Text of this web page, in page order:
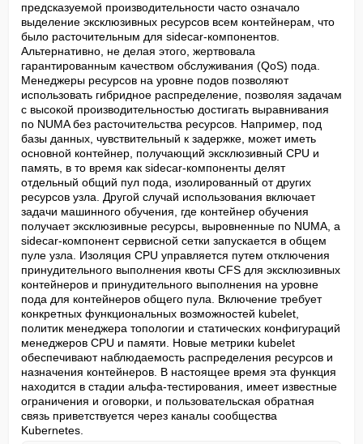
предсказуемой производительности часто означало
выделение эксклюзивных ресурсов всем контейнерам, что
было расточительным для sidecar-компонентов.
Альтернативно, не делая этого, жертвовала
гарантированным качеством обслуживания (QoS) пода.
Менеджеры ресурсов на уровне подов позволяют
использовать гибридное распределение, позволяя задачам
с высокой производительностью достигать выравнивания
по NUMA без расточительства ресурсов. Например, под
базы данных, чувствительный к задержке, может иметь
основной контейнер, получающий эксклюзивный CPU и
память, в то время как sidecar-компоненты делят
отдельный общий пул пода, изолированный от других
ресурсов узла. Другой случай использования включает
задачи машинного обучения, где контейнер обучения
получает эксклюзивные ресурсы, выровненные по NUMA, а
sidecar-компонент сервисной сетки запускается в общем
пуле узла. Изоляция CPU управляется путем отключения
принудительного выполнения квоты CFS для эксклюзивных
контейнеров и принудительного выполнения на уровне
пода для контейнеров общего пула. Включение требует
конкретных функциональных возможностей kubelet,
политик менеджера топологии и статических конфигураций
менеджеров CPU и памяти. Новые метрики kubelet
обеспечивают наблюдаемость распределения ресурсов и
назначения контейнеров. В настоящее время эта функция
находится в стадии альфа-тестирования, имеет известные
ограничения и оговорки, и пользовательская обратная
связь приветствуется через каналы сообщества
Kubernetes.